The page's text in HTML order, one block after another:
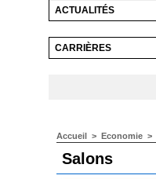
ACTUALITÉS
CARRIÈRES
Accueil > Economie >
Salons